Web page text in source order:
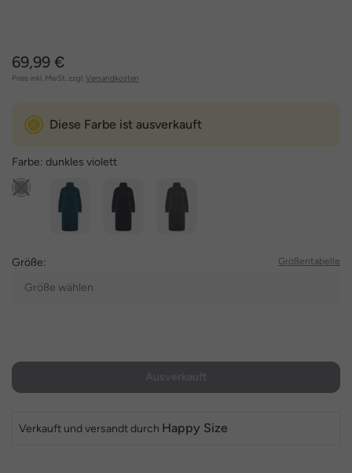
69,99 €
Preis inkl. MwSt. zzgl. Versandkosten
Diese Farbe ist ausverkauft
Farbe: dunkles violett
Größe: Größentabelle
Größe wählen
Verkauft und versandt durch Happy Size